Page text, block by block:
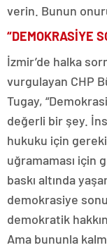
verin. Bunun
“DEMOKRASİYE
İzmir’de halka
vurgulayan CHP
Tugay,
değerli bir şey.
hukuku için
uğramaması için
baskı altında
demokrasiye
demokratik
Ama bununla